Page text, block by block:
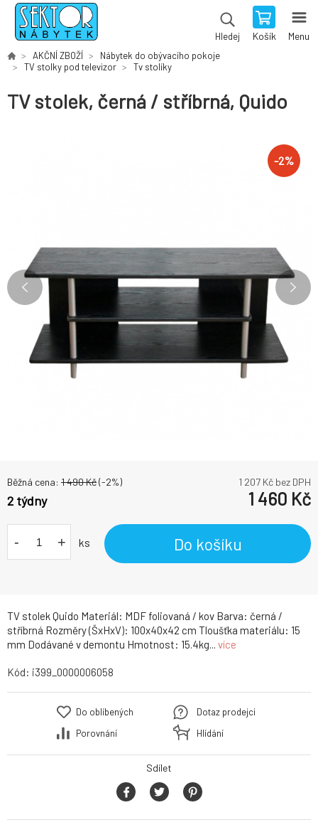
Hledej Košík Menu
AKČNÍ ZBOŽÍ
Nábytek do obývacího pokoje
TV stolky pod televizor
Tv stolíky
TV stolek, černá / stříbrná, Quido
-2%
TV stolek Quido Materiál: MDF foliovaná / kov Barva: černá /
stříbrná Rozměry (ŠxHxV): 100x40x42 cm Tloušťka materiálu: 15
mm Dodávané v demontu Hmotnost: 15.4kg... více
Běžná cena: 1 490Kč(-2%) 1 207 Kč bez DPH
2 týdny 1 460 Kč
- + ks Do košíku
Kód: i399_0000006058
Do oblíbených
Porovnání
Dotaz prodejci
Hlídání
Sdílet